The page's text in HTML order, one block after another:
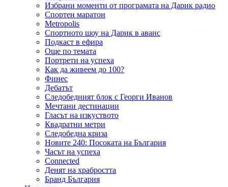
Избрани моменти от програмата на Дарик радио
Спортен маратон
Metropolis
Спортното шоу на Дарик в аванс
Подкаст в ефира
Още по темата
Портрети на успеха
Как да живеем до 100?
Финес
Дебатът
Следобедният блок с Георги Иванов
Мечтани дестинации
Гласът на изкуството
Квадратни метри
Следобедна криза
Новите 240: Посоката на България
Часът на успеха
Connected
Денят на храбростта
Бранд България